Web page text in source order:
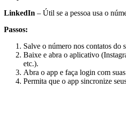
LinkedIn – Útil se a pessoa usa o
Passos:
Salve o número nos contatos do
Baixe e abra o aplicativo
etc.).
Abra o app e faça login com
Permita que o app sincronize